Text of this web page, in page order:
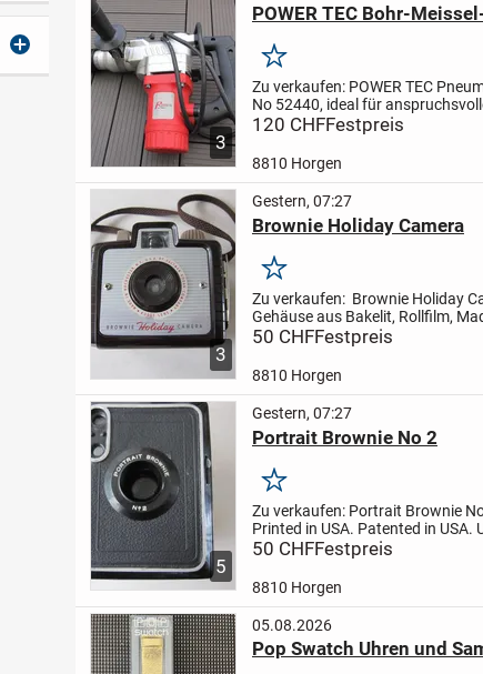
3
POWER TEC Bohr-
Merken
Zu verkaufen: POWER TEC
No 52440, ideal für
Ausgestattet mit einem
120 CHFFestpreis
8810 Horgen
3
Gestern, 07:27
Brownie Holiday Camera
Merken
Zu verkaufen: Brownie Holiday
Gehäuse aus Bakelit, Rollfilm,
S. Funktion nicht geprüft.
50 CHFFestpreis
8810 Horgen
5
Gestern, 07:27
Portrait Brownie No 2
Merken
Zu verkaufen: Portrait Brownie
Printed in USA. Patented in
geprüft.
50 CHFFestpreis
8810 Horgen
05.08.2026
Pop Swatch Uhren und